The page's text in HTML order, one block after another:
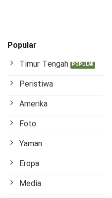
Popular
Timur Tengah
Peristiwa
Amerika
Foto
Yaman
Eropa
Media